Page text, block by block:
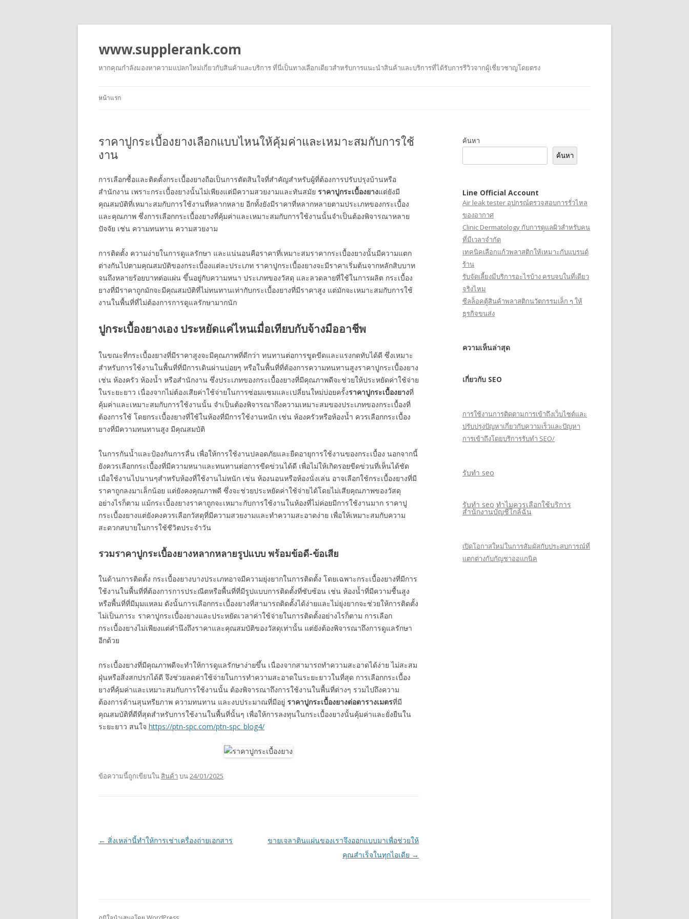
www.supplerank.com
หากคุณกำลังมองหาความแปลกใหม่เกี่ยวกับสินค้าและบริการ ที่นี่เป็นทางเลือกเดียวสำหรับการแนะนำสินค้าและบริการที่ได้รับการรีวิวจากผู้เชี่ยวชาญโดยตรง
หน้าแรก
ราคาปูกระเบื้องยางเลือกแบบไหนให้คุ้มค่าและเหมาะสมกับการใช้
งาน
การเลือกซื้อและติดตั้งกระเบื้องยางถือเป็นการตัดสินใจที่สำคัญสำหรับผู้ที่ต้องการปรับปรุงบ้านหรือ
สำนักงาน เพราะกระเบื้องยางนั้นไม่เพียงแต่มีความสวยงามและทันสมัย ราคาปูกระเบื้องยางแต่ยังมี
คุณสมบัติที่เหมาะสมกับการใช้งานที่หลากหลาย อีกทั้งยังมีราคาที่หลากหลายตามประเภทของกระเบื้อง
และคุณภาพ ซึ่งการเลือกกระเบื้องยางที่คุ้มค่าและเหมาะสมกับการใช้งานนั้นจำเป็นต้องพิจารณาหลาย
ปัจจัย เช่น ความทนทาน ความสวยงาม
การติดตั้ง ความง่ายในการดูแลรักษา และแน่นอนคือราคาที่เหมาะสมราคากระเบื้องยางนั้นมีความแตก
ต่างกันไปตามคุณสมบัติของกระเบื้องแต่ละประเภท ราคาปูกระเบื้องยางจะมีราคาเริ่มต้นจากหลักสิบบาท
จนถึงหลายร้อยบาทต่อแผ่น ขึ้นอยู่กับความหนา ประเภทของวัสดุ และลวดลายที่ใช้ในการผลิต กระเบื้อง
ยางที่มีราคาถูกมักจะมีคุณสมบัติที่ไม่ทนทานเท่ากับกระเบื้องยางที่มีราคาสูง แต่มักจะเหมาะสมกับการใช้
งานในพื้นที่ที่ไม่ต้องการการดูแลรักษามากนัก
ปูกระเบื้องยางเอง ประหยัดแค่ไหนเมื่อเทียบกับจ้างมืออาชีพ
ในขณะที่กระเบื้องยางที่มีราคาสูงจะมีคุณภาพที่ดีกว่า ทนทานต่อการขูดขีดและแรงกดทับได้ดี ซึ่งเหมาะ
สำหรับการใช้งานในพื้นที่ที่มีการเดินผ่านบ่อยๆ หรือในพื้นที่ที่ต้องการความทนทานสูงราคาปูกระเบื้องยาง
เช่น ห้องครัว ห้องน้ำ หรือสำนักงาน ซึ่งประเภทของกระเบื้องยางที่มีคุณภาพดีจะช่วยให้ประหยัดค่าใช้จ่าย
ในระยะยาว เนื่องจากไม่ต้องเสียค่าใช้จ่ายในการซ่อมแซมและเปลี่ยนใหม่บ่อยครั้งราคาปูกระเบื้องยางที่
คุ้มค่าและเหมาะสมกับการใช้งานนั้น จำเป็นต้องพิจารณาถึงความเหมาะสมของประเภทของกระเบื้องที่
ต้องการใช้ โดยกระเบื้องยางที่ใช้ในห้องที่มีการใช้งานหนัก เช่น ห้องครัวหรือห้องน้ำ ควรเลือกกระเบื้อง
ยางที่มีความทนทานสูง มีคุณสมบัติ
ในการกันน้ำและป้องกันการลื่น เพื่อให้การใช้งานปลอดภัยและยืดอายุการใช้งานของกระเบื้อง นอกจากนี้
ยังควรเลือกกระเบื้องที่มีความหนาและทนทานต่อการขีดข่วนได้ดี เพื่อไม่ให้เกิดรอยขีดข่วนที่เห็นได้ชัด
เมื่อใช้งานไปนานๆสำหรับห้องที่ใช้งานไม่หนัก เช่น ห้องนอนหรือห้องนั่งเล่น อาจเลือกใช้กระเบื้องยางที่มี
ราคาถูกลงมาเล็กน้อย แต่ยังคงคุณภาพดี ซึ่งจะช่วยประหยัดค่าใช้จ่ายได้โดยไม่เสียคุณภาพของวัสดุ
อย่างไรก็ตาม แม้กระเบื้องยางราคาถูกจะเหมาะกับการใช้งานในห้องที่ไม่ค่อยมีการใช้งานมาก ราคาปู
กระเบื้องยางแต่ยังคงควรเลือกวัสดุที่มีความสวยงามและทำความสะอาดง่าย เพื่อให้เหมาะสมกับความ
สะดวกสบายในการใช้ชีวิตประจำวัน
รวมราคาปูกระเบื้องยางหลากหลายรูปแบบ พร้อมข้อดี-ข้อเสีย
ในด้านการติดตั้ง กระเบื้องยางบางประเภทอาจมีความยุ่งยากในการติดตั้ง โดยเฉพาะกระเบื้องยางที่มีการ
ใช้งานในพื้นที่ที่ต้องการการประณีตหรือพื้นที่ที่มีรูปแบบการติดตั้งที่ซับซ้อน เช่น ห้องน้ำที่มีความชื้นสูง
หรือพื้นที่ที่มีมุมแหลม ดังนั้นการเลือกกระเบื้องยางที่สามารถติดตั้งได้ง่ายและไม่ยุ่งยากจะช่วยให้การติดตั้ง
ไม่เป็นภาระ ราคาปูกระเบื้องยางและประหยัดเวลาค่าใช้จ่ายในการติดตั้งอย่างไรก็ตาม การเลือก
กระเบื้องยางไม่เพียงแต่คำนึงถึงราคาและคุณสมบัติของวัสดุเท่านั้น แต่ยังต้องพิจารณาถึงการดูแลรักษา
อีกด้วย
กระเบื้องยางที่มีคุณภาพดีจะทำให้การดูแลรักษาง่ายขึ้น เนื่องจากสามารถทำความสะอาดได้ง่าย ไม่สะสม
ฝุ่นหรือสิ่งสกปรกได้ดี จึงช่วยลดค่าใช้จ่ายในการทำความสะอาดในระยะยาวในที่สุด การเลือกกระเบื้อง
ยางที่คุ้มค่าและเหมาะสมกับการใช้งานนั้น ต้องพิจารณาถึงการใช้งานในพื้นที่ต่างๆ รวมไปถึงความ
ต้องการด้านสุนทรียภาพ ความทนทาน และงบประมาณที่มีอยู่ ราคาปูกระเบื้องยางต่อตารางเมตรที่มี
คุณสมบัติที่ดีที่สุดสำหรับการใช้งานในพื้นที่นั้นๆ เพื่อให้การลงทุนในกระเบื้องยางนั้นคุ้มค่าและยั่งยืนใน
ระยะยาว สนใจ https://ptn-spc.com/ptn-spc_blog4/
ข้อความนี้ถูกเขียนใน สินค้า บน24/01/2025
เมนู
← สิ่งเหล่านี้ทำให้การเช่าเครื่องถ่ายเอกสาร
ขายเจลาตินแผ่นของเราจึงออกแบบมาเพื่อช่วยให้
คุณสำเร็จในทุกไอเดีย →
ค้นหา
ค้นหา
Line Official Account
Air leak tester อุปกรณ์ตรวจสอบการรั่วไหล
ของอากาศ
Clinic Dermatology กับการดูแลผิวสำหรับคน
ที่มีเวลาจำกัด
เทคนิคเลือกแก้วพลาสติกให้เหมาะกับแบรนด์
ร้าน
รับจัดเลี้ยงมีบริการอะไรบ้าง ครบจบในที่เดียว
จริงไหม
ซีลล็อคตู้สินค้าพลาสติกนวัตกรรมเล็ก ๆ ให้
ธุรกิจขนส่ง
ความเห็นล่าสุด
เกี่ยวกับ SEO
การใช้งานการติดตามการเข้าถึงเว็บไซต์และ
ปรับปรุงปัญหาเกี่ยวกับความเร็วและปัญหา
การเข้าถึงโดยบริการรับทำ SEO/
รับทำ seo
รับทำ seo ทำไมควรเลือกใช้บริการ
สำนักงานบัญชีใกล้ฉัน
เปิดโอกาสใหม่ในการสัมผัสกับประสบการณ์ที่
แตกต่างกับกัญชาออแกนิค